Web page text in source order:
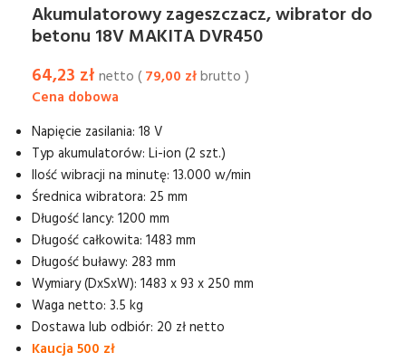
Akumulatorowy zageszczacz, wibrator do
betonu 18V MAKITA DVR450
64,23 zł netto (79,00 złbrutto )
Napięcie zasilania: 18 V
Typ akumulatorów: Li-ion (2 szt.)
Ilość wibracji na minutę: 13.000 w/min
Średnica wibratora: 25 mm
Długość lancy: 1200 mm
Długość całkowita: 1483 mm
Długość buławy: 283 mm
Wymiary (DxSxW): 1483 x 93 x 250 mm
Waga netto: 3.5 kg
Dostawa lub odbiór: 20 zł netto
Kaucja 500 zł